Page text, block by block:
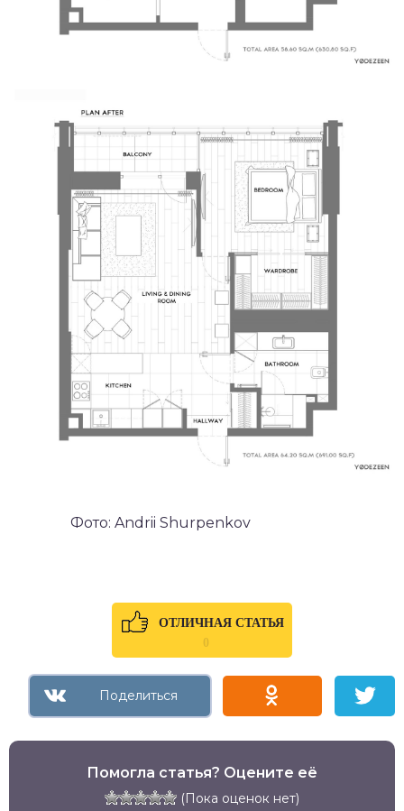
Фото: Andrii Shurpenkov
ОТЛИЧНАЯ СТАТЬЯ
0
Помогла статья? Оцените её
(Пока оценок нет)